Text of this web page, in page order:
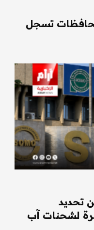
الجوية: بغداد و3 محافظات تسجل
تحديد
لشحنات آب